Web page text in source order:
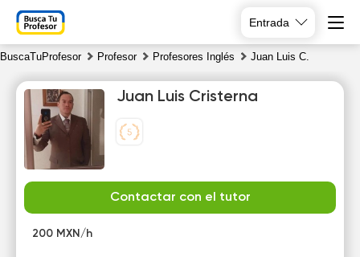
Entrada
BuscaTuProfesor Profesor Profesores Inglés Juan Luis C.
Juan Luis Cristerna
Contactar con el tutor
200 MXN/h
8
Su
9
Mo
10
11